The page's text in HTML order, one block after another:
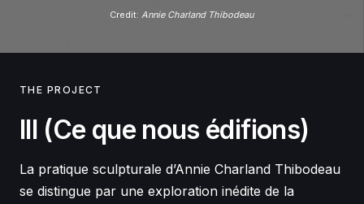
Credit: Annie Charland Thibodeau
THE PROJECT
III (Ce que nous édifions)
La pratique sculpturale d’Annie Charland Thibodeau
se distingue par une exploration inédite de la